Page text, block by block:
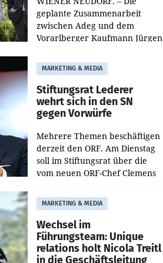
geplante Zusammenarbeit
zwischen Adeg und dem
Vorarlberger Kaufmann Jürgen
freigegeben: Die
Bundeswettbewerbsbehörde
und der Bundeskartellanwalt
MARKETING & MEDIA
Stiftungsrat Lederer
wehrt sich in den SN
gegen Vorwürfe
Mehrere Themen beschäftigen
derzeit den ORF. Am Dienstag
soll im Stiftungsrat über die
vom neuen ORF-Chef Clemens
Besetzungen für die
Direktionen abgestimmt
werden.
MARKETING & MEDIA
Wechsel im
Führungsteam: Unique
relations holt Nicola Treitl
in die Geschäftsleitung